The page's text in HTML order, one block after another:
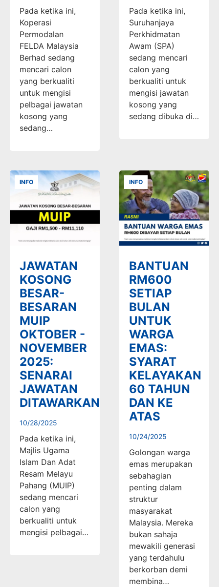
Pada ketika ini,
Koperasi
Permodalan
FELDA Malaysia
Berhad sedang
mencari calon
yang berkualiti
untuk mengisi
pelbagai jawatan
kosong yang
sedang…
Pada ketika ini,
Suruhanjaya
Perkhidmatan
Awam (SPA)
sedang mencari
calon yang
berkualiti untuk
mengisi jawatan
kosong yang
sedang dibuka di…
INFO
JAWATAN
KOSONG
BESAR-
BESARAN
MUIP
OKTOBER -
NOVEMBER
2025:
SENARAI
JAWATAN
DITAWARKAN
10/28/2025
Pada ketika ini,
Majlis Ugama
Islam Dan Adat
Resam Melayu
Pahang (MUIP)
sedang mencari
calon yang
berkualiti untuk
mengisi pelbagai…
INFO
BANTUAN
RM600
SETIAP
BULAN
UNTUK
WARGA
EMAS:
SYARAT
KELAYAKAN
60 TAHUN
DAN KE
ATAS
10/24/2025
Golongan warga
emas merupakan
sebahagian
penting dalam
struktur
masyarakat
Malaysia. Mereka
bukan sahaja
mewakili generasi
yang terdahulu
berkorban demi
membina…